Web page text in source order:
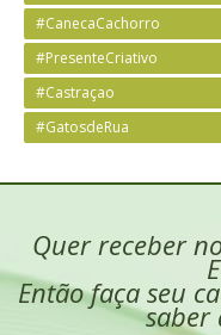
#CanecaCachorro
#PresenteCriativo
#Castraçao
#GatosdeRua
Quer receber
Então faça seu
saber